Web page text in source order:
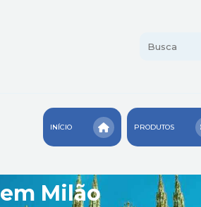
INÍCIO PRODUTOS
Milão